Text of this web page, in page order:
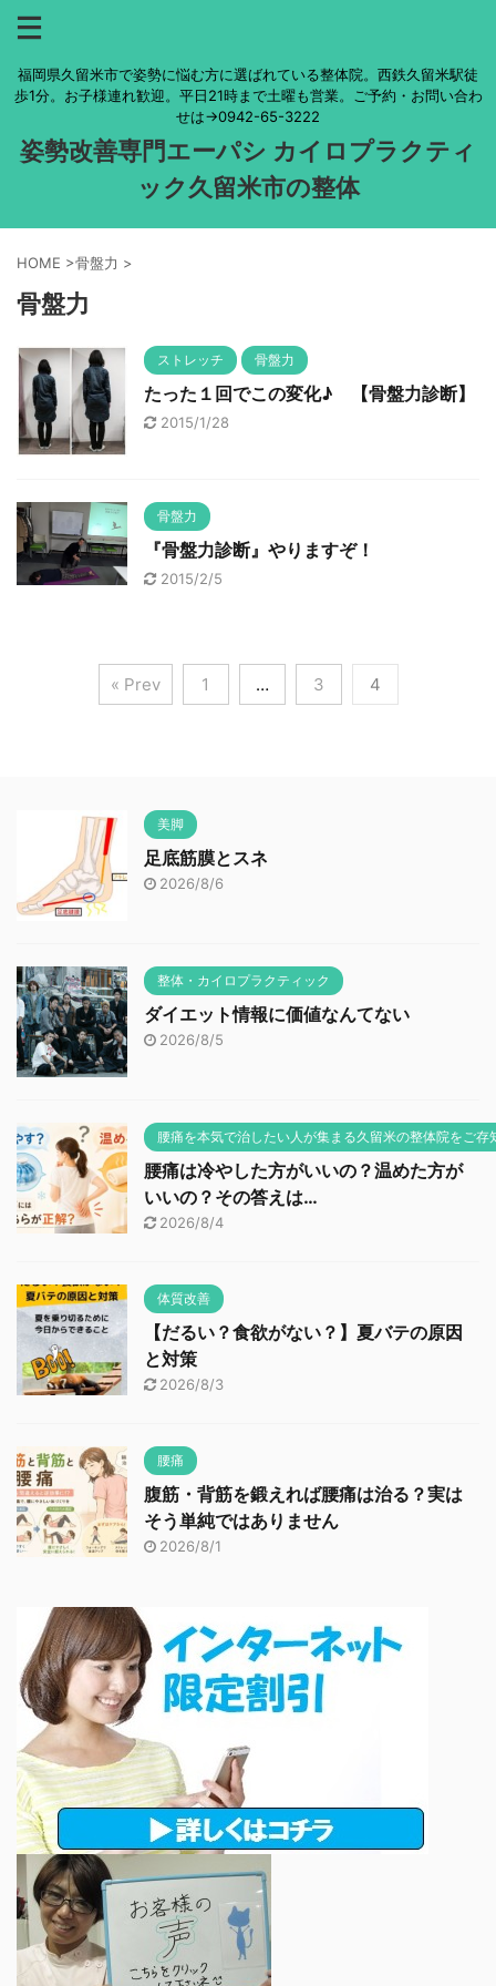
福岡県久留米市で姿勢に悩む方に選ばれている整体院。西鉄久留米駅徒
歩1分。お子様連れ歓迎。平日21時まで土曜も営業。ご予約・お問い合わ
せは→0942-65-3222
姿勢改善専門エーパシ カイロプラクティ
ック久留米市の整体
HOME >骨盤力 >
骨盤力
ストレッチ 骨盤力
たった１回でこの変化♪ 【骨盤力診断】
2015/1/28
骨盤力
『骨盤力診断』やりますぞ！
2015/2/5
« Prev 1 … 3 4
美脚
足底筋膜とスネ
2026/8/6
整体・カイロプラクティック
ダイエット情報に価値なんてない
2026/8/5
腰痛を本気で治したい人が集まる久留米の整体院をご存
腰痛は冷やした方がいいの？温めた方が
いいの？その答えは…
2026/8/4
体質改善
【だるい？食欲がない？】夏バテの原因
と対策
2026/8/3
腰痛
腹筋・背筋を鍛えれば腰痛は治る？実は
そう単純ではありません
2026/8/1